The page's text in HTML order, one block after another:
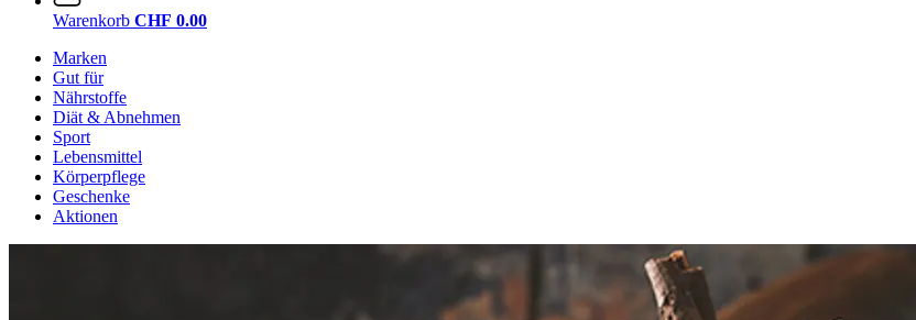
Warenkorb CHF 0.00
Marken
Gut für
Nährstoffe
Diät & Abnehmen
Sport
Lebensmittel
Körperpflege
Geschenke
Aktionen